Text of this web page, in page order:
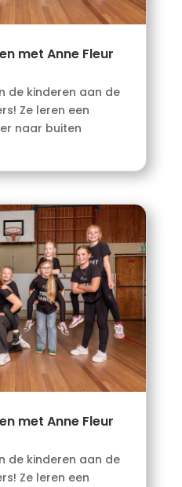
met Anne Fleur
de kinderen aan de
Ze leren een
naar buiten
met Anne Fleur
de kinderen aan de
Ze leren een